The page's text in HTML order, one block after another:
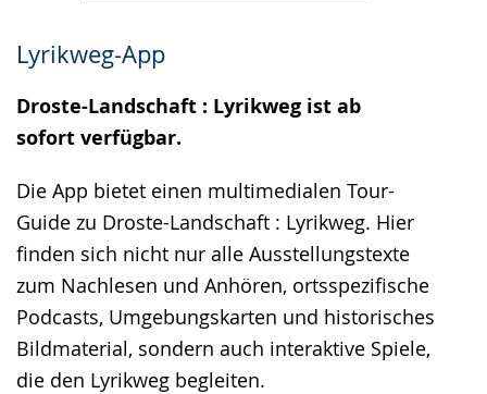
Lyrikweg-App
Droste-Landschaft : Lyrikweg ist ab
sofort verfügbar.
Die App bietet einen multimedialen Tour-
Guide zu Droste-Landschaft : Lyrikweg. Hier
finden sich nicht nur alle Ausstellungstexte
zum Nachlesen und Anhören, ortsspezifische
Podcasts, Umgebungskarten und historisches
Bildmaterial, sondern auch interaktive Spiele,
die den Lyrikweg begleiten.